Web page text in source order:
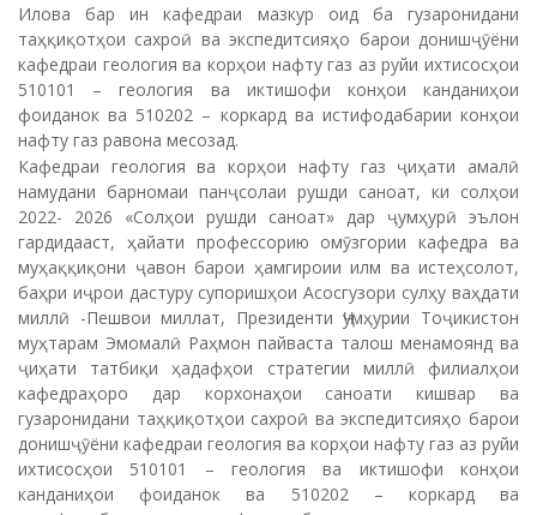
Илова бар ин кафедраи мазкур оид ба гузаронидани
таҳқиқотҳои сахроӣ ва экспедитсияҳо барои донишҷӯёни
кафедраи геология ва корҳои нафту газ аз руйи ихтисосҳои
510101 – геология ва иктишофи конҳои канданиҳои
фоиданок ва 510202 – коркард ва истифодабарии конҳои
нафту газ равона месозад.
Кафедраи геология ва корҳои нафту газ ҷиҳати амалӣ
намудани барномаи панҷсолаи рушди саноат, ки солҳои
2022- 2026 «Солҳои рушди саноат» дар ҷумҳурӣ эълон
гардидааст, ҳайати профессорию омӯзгории кафедра ва
муҳаққиқони ҷавон барои ҳамгироии илм ва истеҳсолот,
баҳри иҷрои дастуру супоришҳои Асосгузори сулҳу ваҳдати
миллӣ -Пешвои миллат, Президенти Ҷумҳурии Тоҷикистон
муҳтарам Эмомалӣ Раҳмон пайваста талош менамоянд ва
ҷиҳати татбиқи ҳадафҳои стратегии миллӣ филиалҳои
кафедраҳоро дар корхонаҳои саноати кишвар ва
гузаронидани таҳқиқотҳои сахроӣ ва экспедитсияҳо барои
донишҷӯёни кафедраи геология ва корҳои нафту газ аз руйи
ихтисосҳои 510101 – геология ва иктишофи конҳои
канданиҳои фоиданок ва 510202 – коркард ва